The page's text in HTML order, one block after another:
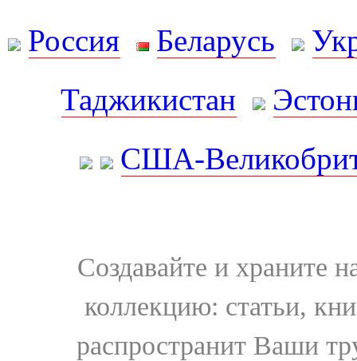
Россия Беларусь
Таджикистан
США-
Создавайте и храните
коллекцию: статьи,
распространит Ваши